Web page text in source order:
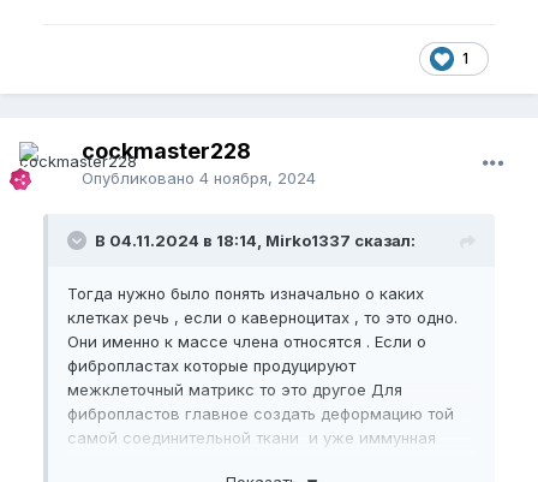
1
cockmaster228
Опубликовано 4 ноября, 2024
В 04.11.2024 в 18:14, Mirko1337 сказал:
Тогда нужно было понять изначально о каких
клетках речь , если о каверноцитах , то это одно.
Они именно к массе члена относятся . Если о
фибропластах которые продуцируют
межклеточный матрикс то это другое Для
фибропластов главное создать деформацию той
самой соединительной ткани и уже иммунная